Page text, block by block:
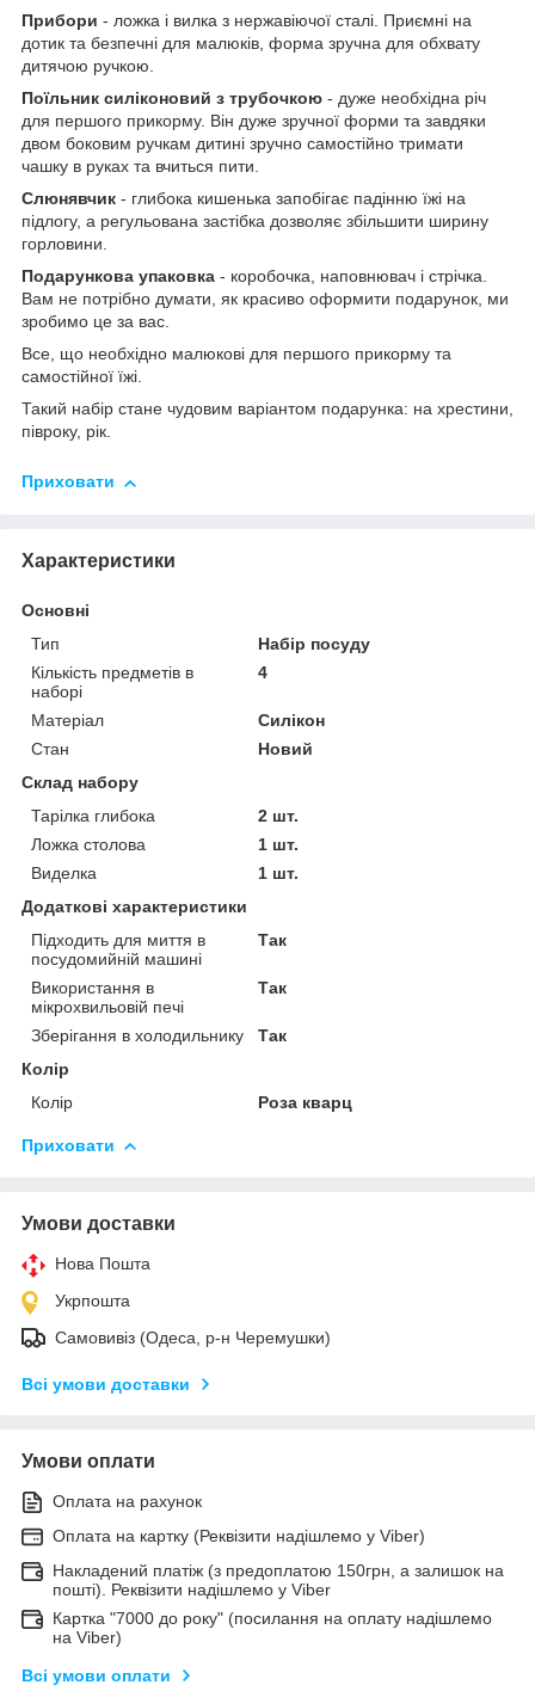
Прибори - ложка і вилка з нержавіючої сталі. Приємні на
дотик та безпечні для малюків, форма зручна для обхвату
дитячою ручкою.
Поїльник силіконовий з трубочкою - дуже необхідна річ
для першого прикорму. Він дуже зручної форми та завдяки
двом боковим ручкам дитині зручно самостійно тримати
чашку в руках та вчиться пити.
Слюнявчик - глибока кишенька запобігає падінню їжі на
підлогу, а регульована застібка дозволяє збільшити ширину
горловини.
Подарункова упаковка - коробочка, наповнювач і стрічка.
Вам не потрібно думати, як красиво оформити подарунок, ми
зробимо це за вас.
Все, що необхідно малюкові для першого прикорму та
самостійної їжі.
Такий набір стане чудовим варіантом подарунка: на хрестини,
півроку, рік.
Приховати
Характеристики
Основні
Тип
Набір посуду
Кількість предметів в
наборі
4
Матеріал
Силікон
Стан
Новий
Склад набору
Тарілка глибока
2 шт.
Ложка столова
1 шт.
Виделка
1 шт.
Додаткові характеристики
Підходить для миття в
посудомийній машині
Так
Використання в
мікрохвильовій печі
Так
Зберігання в холодильнику
Так
Колір
Колір
Роза кварц
Приховати
Умови доставки
Нова Пошта
Укрпошта
Самовивіз (Одеса, р-н Черемушки)
Всі умови доставки
Умови оплати
Оплата на рахунок
Оплата на картку (Реквізити надішлемо у Viber)
Накладений платіж (з предоплатою 150грн, а залишок на
пошті). Реквізити надішлемо у Viber
Картка "7000 до року" (посилання на оплату надішлемо
на Viber)
Всі умови оплати